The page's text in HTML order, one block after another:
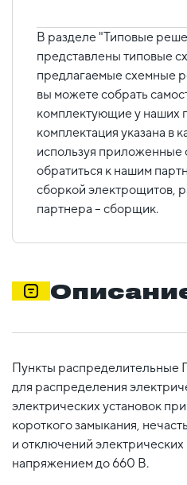
В разделе "Типовые
представлены типовые
предлагаемые схемные
вы можете собрать
комплектующие у наших
комплектация указана в
используя
обратиться к нашим
сборкой электрощитов,
партнера – сборщик.
Пункты распределительные
для распределения
электрических установок
короткого замыкания,
и отключений
напряжением до 660 В.